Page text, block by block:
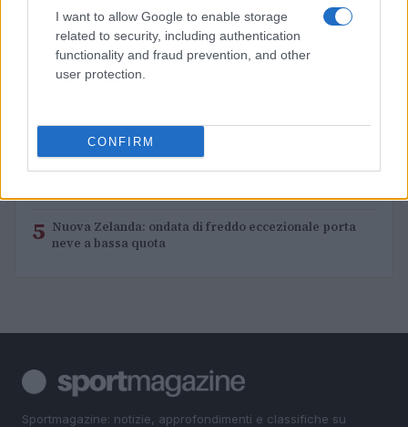
I want to allow Google to enable storage
related to security, including authentication
functionality and fraud prevention, and other
user protection.
CONFIRM
XPENG Partner del Teatro del Silenzio 2026: Veicoli
Elettrici e Musica in Sinfonia
Rilancio degli impianti sciistici in Val Vigezzo, Val
3 Scoperte carcasse di moto e motori in container
destinati al Senegal
4 Il Córdoba ha ottenuto il II Trofeo Puertas dopo aver
5 Nuova Zelanda: ondata di freddo eccezionale porta
neve a bassa quota
Sportmagazine: notizie, approfondimenti e classifiche su